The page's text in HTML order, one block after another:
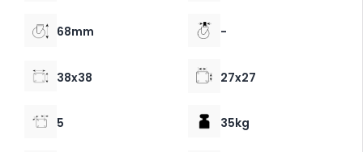
68mm -
38x38 27x27
5 35kg